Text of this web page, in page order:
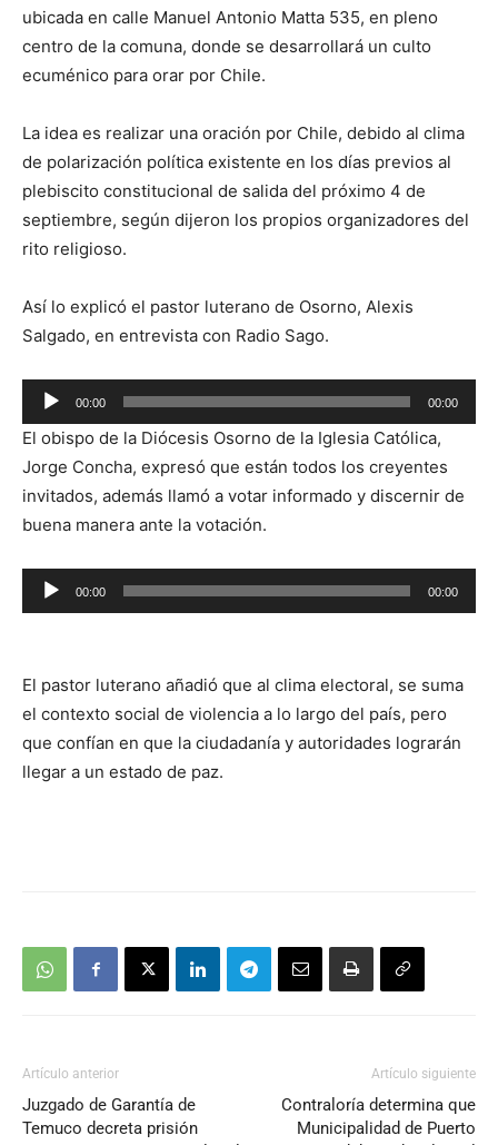
ubicada en calle Manuel Antonio Matta 535, en pleno
centro de la comuna, donde se desarrollará un culto
ecuménico para orar por Chile.
La idea es realizar una oración por Chile, debido al clima
de polarización política existente en los días previos al
plebiscito constitucional de salida del próximo 4 de
septiembre, según dijeron los propios organizadores del
rito religioso.
Así lo explicó el pastor luterano de Osorno, Alexis
Salgado, en entrevista con Radio Sago.
Reproductor
de
audio
00:00 00:00
El obispo de la Diócesis Osorno de la Iglesia Católica,
Jorge Concha, expresó que están todos los creyentes
invitados, además llamó a votar informado y discernir de
buena manera ante la votación.
Reproductor
de
00:00 00:00
El pastor luterano añadió que al clima electoral, se suma
el contexto social de violencia a lo largo del país, pero
que confían en que la ciudadanía y autoridades lograrán
llegar a un estado de paz.
Artículo anterior
Juzgado de Garantía de
Temuco decreta prisión
Artículo siguiente
Contraloría determina que
Municipalidad de Puerto